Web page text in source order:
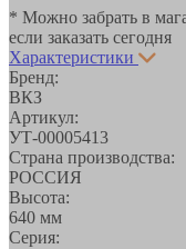
* Можно забрать в
если заказать сегодня
Характеристики
Бренд:
ВКЗ
Артикул:
УТ-00005413
Страна производства:
РОССИЯ
Высота:
640 мм
Серия: